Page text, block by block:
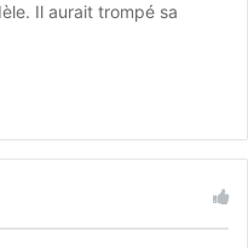
Il aurait trompé sa